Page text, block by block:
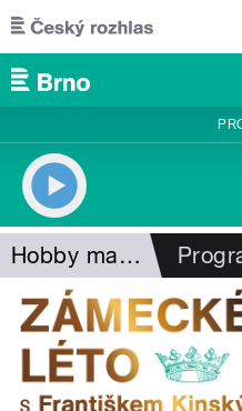
Přejít k hlavnímu obsahu
Hobby magazín